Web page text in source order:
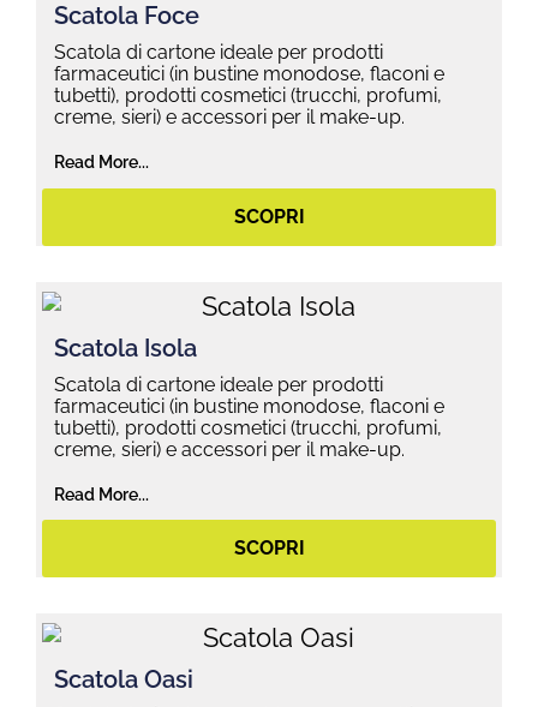
Scatola Foce
Scatola di cartone ideale per prodotti
farmaceutici (in bustine monodose, flaconi e
tubetti), prodotti cosmetici (trucchi, profumi,
creme, sieri) e accessori per il make-up.
Read More...
SCOPRI
Scatola Isola
Scatola di cartone ideale per prodotti
farmaceutici (in bustine monodose, flaconi e
tubetti), prodotti cosmetici (trucchi, profumi,
creme, sieri) e accessori per il make-up.
Read More...
SCOPRI
Scatola Oasi